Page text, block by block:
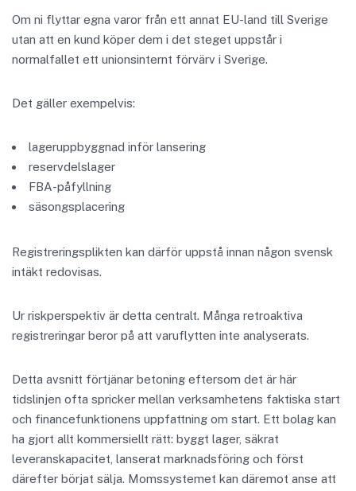
Om ni flyttar egna varor från ett annat EU-land till Sverige
utan att en kund köper dem i det steget uppstår i
normalfallet ett unionsinternt förvärv i Sverige.
Det gäller exempelvis:
lageruppbyggnad inför lansering
reservdelslager
FBA-påfyllning
säsongsplacering
Registreringsplikten kan därför uppstå innan någon svensk
intäkt redovisas.
Ur riskperspektiv är detta centralt. Många retroaktiva
registreringar beror på att varuflytten inte analyserats.
Detta avsnitt förtjänar betoning eftersom det är här
tidslinjen ofta spricker mellan verksamhetens faktiska start
och financefunktionens uppfattning om start. Ett bolag kan
ha gjort allt kommersiellt rätt: byggt lager, säkrat
leveranskapacitet, lanserat marknadsföring och först
därefter börjat sälja. Momssystemet kan däremot anse att